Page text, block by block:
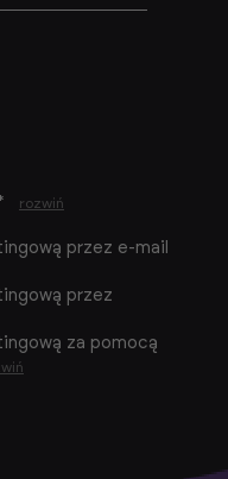
rozwiń
przez e-mail
przez
za pomocą